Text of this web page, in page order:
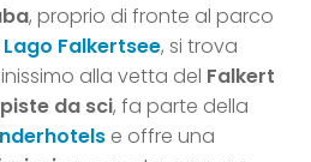
, proprio di fronte al parco
Lago Falkertsee, si trova
alla vetta del Falkert
da sci, fa parte della
e offre una